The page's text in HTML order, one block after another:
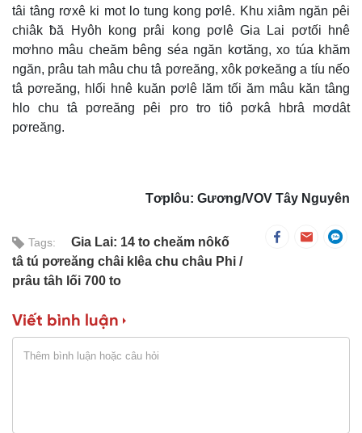
tâi tâng rơxê ki mot lo tung kong pơlê. Khu xiâm ngăn pêi
chiâk ƀă Hyôh kong prâi kong pơlê Gia Lai pơtối hnê
mơhno mâu cheăm bêng séa ngăn kơtăng, xo túa khăm
ngăn, prâu tah mâu chu tâ pơreăng, xôk pơkeăng a tíu nếo
tâ pơreăng, hlối hnê kuăn pơlê lăm tối ăm mâu kăn tâng
hlo chu tâ pơreăng pêi pro tro tiô pơkâ hbrâ mơdât
pơreăng.
Tơplôu: Gương/VOV Tây Nguyên
Tags:
Gia Lai: 14 to cheăm nôkố
tâ tú pơreăng châi klêa chu châu Phi
prâu tâh lối 700 to
Viết bình luận